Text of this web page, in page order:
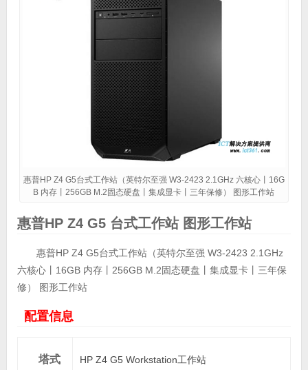
惠普HP Z4 G5台式工作站（英特尔至强 W3-2423 2.1GHz 六核心丨16G
B 内存丨256GB M.2固态硬盘丨集成显卡丨三年保修） 图形工作站
惠普HP Z4 G5 台式工作站 图形工作站
惠普HP Z4 G5台式工作站（英特尔至强 W3-2423 2.1GHz
六核心丨16GB 内存丨256GB M.2固态硬盘丨集成显卡丨三年保
修） 图形工作站
配置信息
塔式
HP Z4 G5 Workstation工作站